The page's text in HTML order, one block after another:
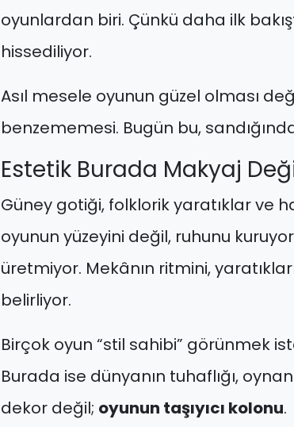
oyunlardan biri. Çünkü daha ilk
hissediliyor.
Asıl mesele oyunun güzel olması
benzememesi. Bugün bu,
Estetik Burada Makyaj
Güney gotiği, folklorik yaratıklar ve
oyunun yüzeyini değil, ruhunu
üretmiyor. Mekânın ritmini,
belirliyor.
Birçok oyun “stil sahibi” görünmek
Burada ise dünyanın tuhaflığı,
dekor değil; oyunun taşıyıcı kolonu.